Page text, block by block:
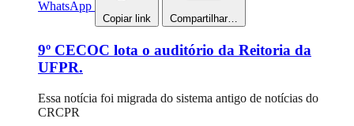
WhatsApp
Copiar link Compartilhar…
9º CECOC lota o auditório da Reitoria da
UFPR.
Essa notícia foi migrada do sistema antigo de notícias do
CRCPR